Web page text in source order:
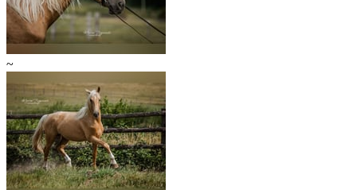
~